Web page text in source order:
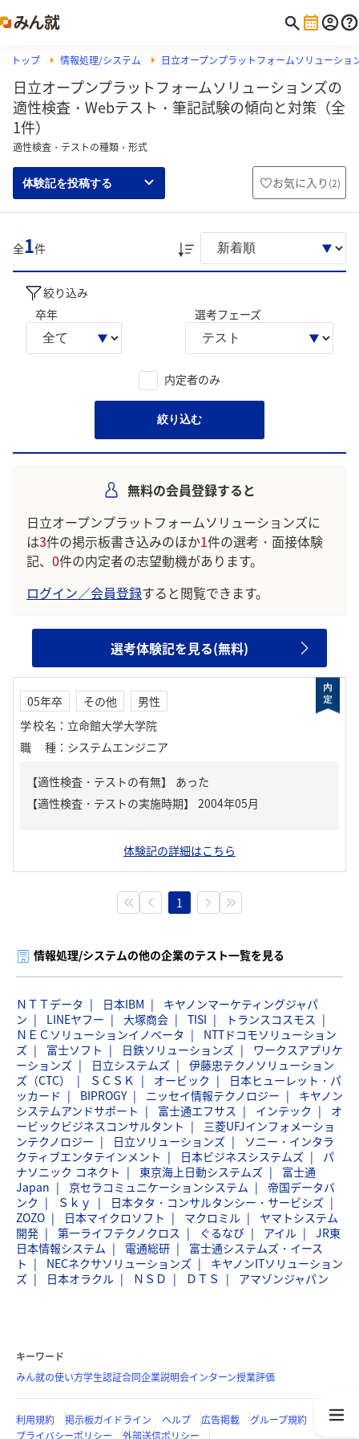
トップ 情報処理/システム 日立オープンプラットフォームソリューショ
日立オープンプラットフォームソリューションズの
適性検査・Webテスト・筆記試験の傾向と対策（全
1件）
適性検査・テストの種類・形式
体験記を投稿する お気に入り (2)
全1件
絞り込み
卒年
選考フェーズ
内定者のみ
絞り込む
無料の会員登録すると
日立オープンプラットフォームソリューションズに
は3件の掲示板書き込みのほか1件の選考・面接体験
記、 0件の内定者の志望動機があります。
ログイン／会員登録すると閲覧できます。
選考体験記を見る(無料)
05年卒 その他
男性
学校名 ： 立命館大学大学院
職種 ： システムエンジニア
【適性検査・テストの有無】 あった
体験記の詳細はこちら
1
情報処理/システムの他の企業のテスト一覧を見る
ＮＴＴデータ 日本IBM
キヤノンマーケティングジャパ
ン
LINEヤフー 大塚商会 TISI
トランスコスモス
ＮＥＣソリューションイノベータ
NTTドコモソリューション
ズ
富士ソフト 日鉄ソリューションズ
ワークスアプリケ
ーションズ
日立システムズ
伊藤忠テクノソリューション
ズ（CTC）
ＳＣＳＫ オービック
日本ヒューレット・パ
ッカード
BIPROGY ニッセイ情報テクノロジー
キヤノン
システムアンドサポート
富士通エフサス インテック
オ
ービックビジネスコンサルタント
三菱UFJインフォメーショ
ンテクノロジー
日立ソリューションズ
ソニー・インタラ
クティブエンタテインメント
日本ビジネスシステムズ
パ
ナソニック コネクト
東京海上日動システムズ
富士通
Japan
京セラコミュニケーションシステム
帝国データバ
ンク
Ｓｋｙ
日本タタ・コンサルタンシー・サービシズ
ZOZO
日本マイクロソフト マクロミル
ヤマトシステム
開発
第一ライフテクノクロス ぐるなび アイル
JR東
日本情報システム
電通総研
富士通システムズ・イース
ト
NECネクサソリューションズ
キヤノンITソリューション
ズ
日本オラクル ＮＳＤ ＤＴＳ アマゾンジャパン
キーワード
みん就の使い方学生認証合同企業説明会インターン授業評価
利用規約 掲示板ガイドライン ヘルプ 広告掲載
グループ規約
プライバシーポリシー
外部送信ポリシー